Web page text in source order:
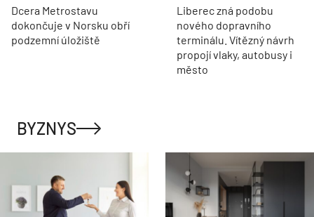
Dcera Metrostavu
dokončuje v Norsku obří
podzemní úložiště
Liberec zná podobu
nového dopravního
terminálu. Vítězný návrh
propojí vlaky, autobusy i
město
BYZNYS